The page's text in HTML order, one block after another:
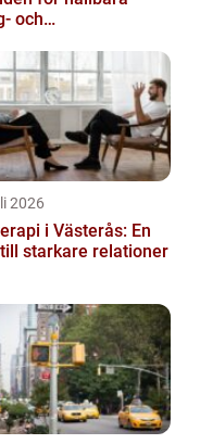
och
2026
i Västerås: En
starkare relationer